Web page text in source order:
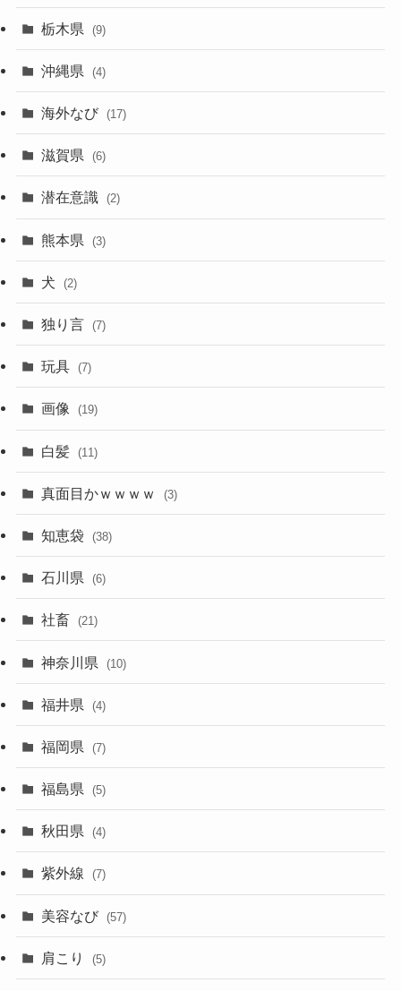
栃木県 (9)
沖縄県 (4)
海外なび (17)
滋賀県 (6)
潜在意識 (2)
熊本県 (3)
犬 (2)
独り言 (7)
玩具 (7)
画像 (19)
白髪 (11)
真面目かｗｗｗｗ (3)
知恵袋 (38)
石川県 (6)
社畜 (21)
神奈川県 (10)
福井県 (4)
福岡県 (7)
福島県 (5)
秋田県 (4)
紫外線 (7)
美容なび (57)
肩こり (5)